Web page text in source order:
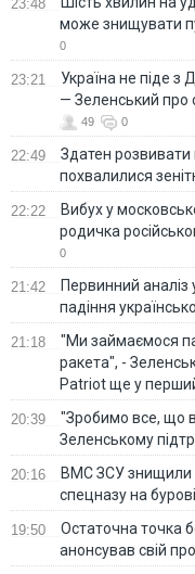
23:48
може знищувати
0
23:21
Україна не піде з
— Зеленський про
49 0
22:49
Здатен
похвалилися
22:22
Вибух у
родичка
0
21:42
Первинний аналіз
падіння
21:18
"Ми займаємося
ракета", -
Patriot ще у перший
20:39
"Зробимо все, що
Зеленському
20:16
ВМС ЗСУ знищили
спецназу на
19:50
Остаточна точка
анонсував свій